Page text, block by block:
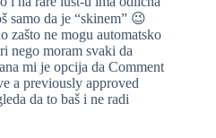
samo da je “skinem” 😉
zašto ne mogu automatsko
nego moram svaki da
mi je opcija da Comment
a previously approved
da to baš i ne radi